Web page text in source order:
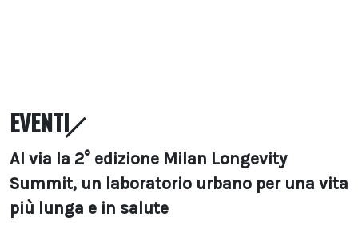
EVENTI
Al via la 2° edizione Milan Longevity
Summit, un laboratorio urbano per una vita
più lunga e in salute